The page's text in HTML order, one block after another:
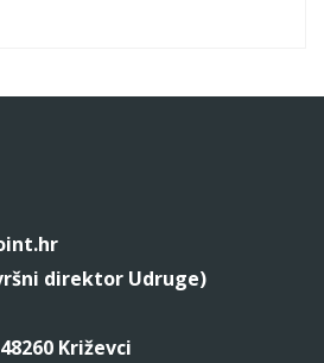
direktor Udruge)
Križevci